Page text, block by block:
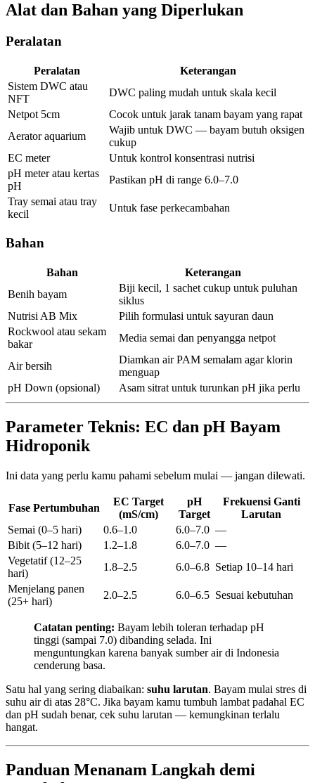
Alat dan Bahan yang Diperlukan
Peralatan
Peralatan
Keterangan
Sistem DWC atau
NFT
DWC paling mudah untuk skala kecil
Netpot 5cm
Cocok untuk jarak tanam bayam yang rapat
Aerator aquarium
Wajib untuk DWC — bayam butuh oksigen
cukup
EC meter
Untuk kontrol konsentrasi nutrisi
pH meter atau kertas
pH
Pastikan pH di range 6.0–7.0
Tray semai atau tray
kecil
Untuk fase perkecambahan
Bahan
Bahan
Keterangan
Benih bayam
Biji kecil, 1 sachet cukup untuk puluhan
siklus
Nutrisi AB Mix
Pilih formulasi untuk sayuran daun
Rockwool atau sekam
bakar
Media semai dan penyangga netpot
Air bersih
Diamkan air PAM semalam agar klorin
menguap
pH Down (opsional)
Asam sitrat untuk turunkan pH jika perlu
Parameter Teknis: EC dan pH Bayam
Hidroponik
Ini data yang perlu kamu pahami sebelum mulai — jangan dilewati.
Fase Pertumbuhan
EC Target
(mS/cm)
pH
Target
Frekuensi Ganti
Larutan
Semai (0–5 hari)
0.6–1.0 6.0–7.0 —
Bibit (5–12 hari)
1.2–1.8 6.0–7.0 —
Vegetatif (12–25
hari)
1.8–2.5 6.0–6.8 Setiap 10–14 hari
Menjelang panen
(25+ hari)
2.0–2.5 6.0–6.5 Sesuai kebutuhan
Catatan penting: Bayam lebih toleran terhadap pH
tinggi (sampai 7.0) dibanding selada. Ini
menguntungkan karena banyak sumber air di Indonesia
cenderung basa.
Satu hal yang sering diabaikan: suhu larutan. Bayam mulai stres di
suhu air di atas 28°C. Jika bayam kamu tumbuh lambat padahal EC
dan pH sudah benar, cek suhu larutan — kemungkinan terlalu
hangat.
Panduan Menanam Langkah demi